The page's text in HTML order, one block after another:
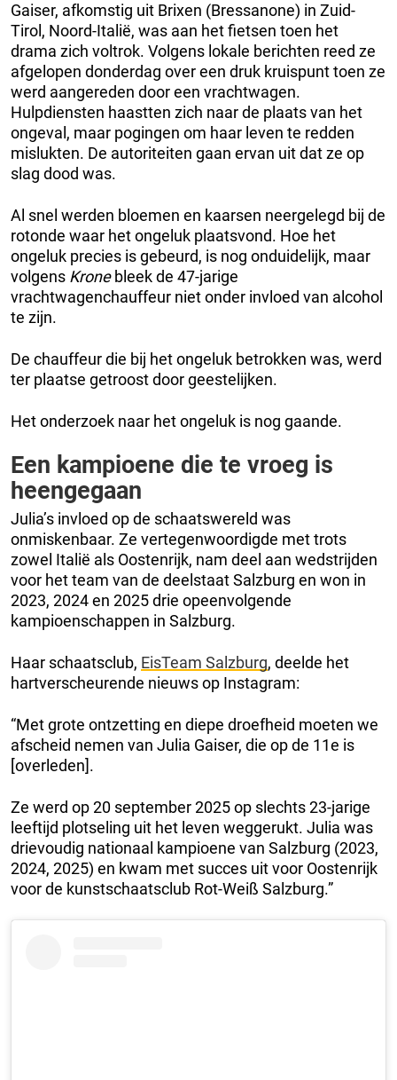
Gaiser, afkomstig uit Brixen (Bressanone) in Zuid-
Tirol, Noord-Italië, was aan het fietsen toen het
drama zich voltrok. Volgens lokale berichten reed ze
afgelopen donderdag over een druk kruispunt toen ze
werd aangereden door een vrachtwagen.
Hulpdiensten haastten zich naar de plaats van het
ongeval, maar pogingen om haar leven te redden
mislukten. De autoriteiten gaan ervan uit dat ze op
slag dood was.
Al snel werden bloemen en kaarsen neergelegd bij de
rotonde waar het ongeluk plaatsvond. Hoe het
ongeluk precies is gebeurd, is nog onduidelijk, maar
volgens Kronebleek de 47-jarige
vrachtwagenchauffeur niet onder invloed van alcohol
te zijn.
De chauffeur die bij het ongeluk betrokken was, werd
ter plaatse getroost door geestelijken.
Het onderzoek naar het ongeluk is nog gaande.
Een kampioene die te vroeg is
heengegaan
Julia’s invloed op de schaatswereld was
onmiskenbaar. Ze vertegenwoordigde met trots
zowel Italië als Oostenrijk, nam deel aan wedstrijden
voor het team van de deelstaat Salzburg en won in
2023, 2024 en 2025 drie opeenvolgende
kampioenschappen in Salzburg.
Haar schaatsclub, EisTeam Salzburg, deelde het
hartverscheurende nieuws op Instagram:
“Met grote ontzetting en diepe droefheid moeten we
afscheid nemen van Julia Gaiser, die op de 11e is
[overleden].
Ze werd op 20 september 2025 op slechts 23-jarige
leeftijd plotseling uit het leven weggerukt. Julia was
drievoudig nationaal kampioene van Salzburg (2023,
2024, 2025) en kwam met succes uit voor Oostenrijk
voor de kunstschaatsclub Rot-Weiß Salzburg.”